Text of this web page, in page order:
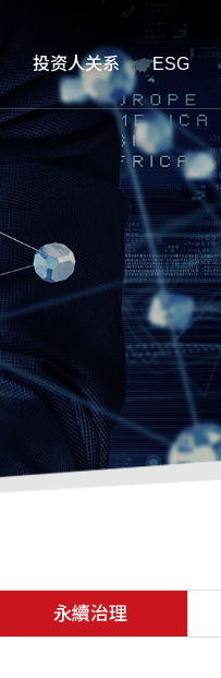
投资人关系 ESG
永續治理